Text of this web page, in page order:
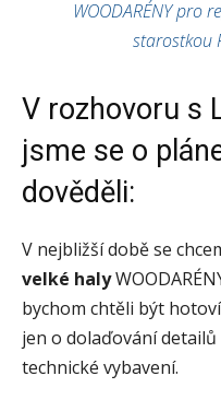
WOODARÉNY pro
starostkou
V rozhovoru s
jsme se o
dověděli:
V nejbližší době se
velké haly
bychom chtěli být
jen o dolaďování
technické vybavení.